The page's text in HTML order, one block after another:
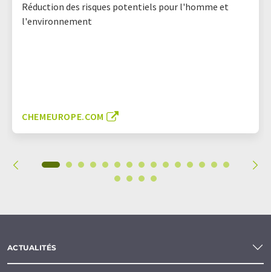
Réduction des risques potentiels pour l'homme et
l'environnement
CHEMEUROPE.COM
ACTUALITÉS